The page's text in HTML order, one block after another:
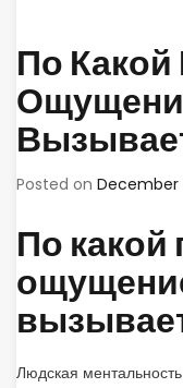
По
Posted on December
По какой
Людская